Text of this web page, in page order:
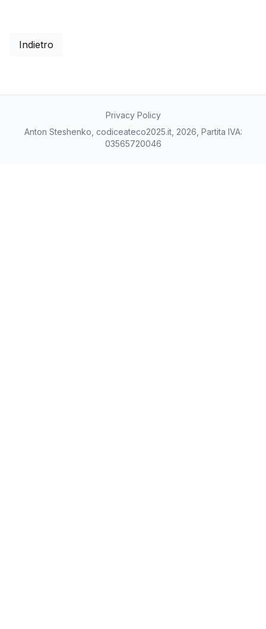
Indietro
Privacy Policy
Anton Steshenko, codiceateco2025.it, 2026, Partita IVA:
03565720046